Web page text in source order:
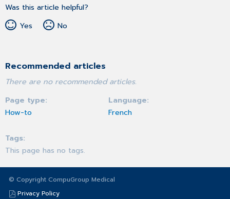
Was this article helpful?
Yes
No
Recommended articles
There are no recommended articles.
Page type
How-to
Language
French
Tags
This page has no tags.
© Copyright CompuGroup Medical
Privacy Policy